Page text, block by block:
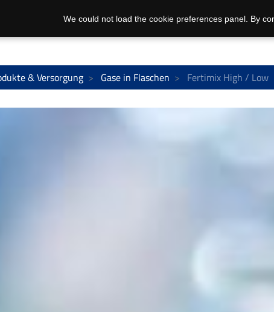
& Versorgung Gase in Flaschen Fertimix High / Low
We could not load the cookie preferences panel. By